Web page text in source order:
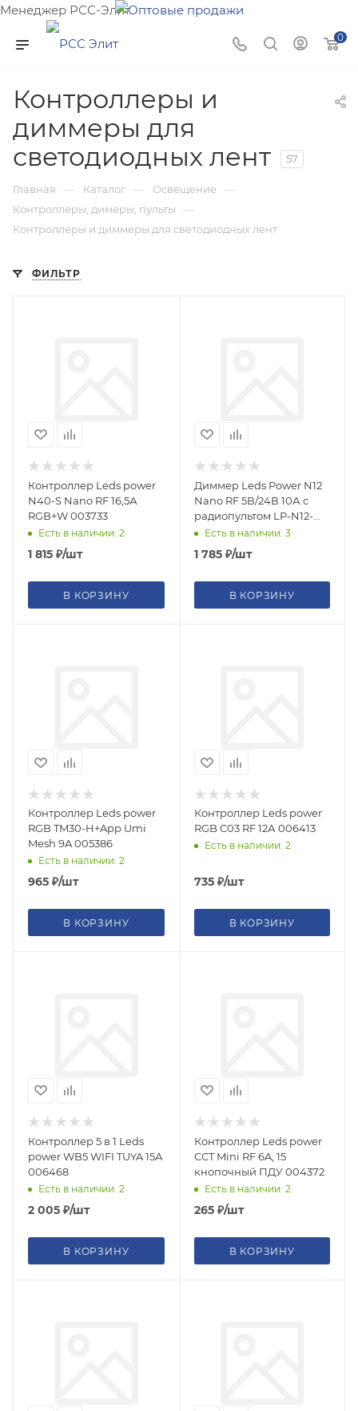
Менеджер РСС-Элит
Напишите нам и мы поможем подобрать товар именно
для Вас!
0
Контроллеры и
диммеры для
светодиодных лент
57
Главная — Каталог — Освещение —
Контроллеры, димеры, пульты —
Контроллеры и диммеры для светодиодных лент
ФИЛЬТР
Контроллер Leds power
N40-S Nano RF 16,5А
RGB+W 003733
Есть в наличии: 2
1 815 ₽/шт
В КОРЗИНУ
Диммер Leds Power N12
Nano RF 5В/24В 10А с
радиопультом LP-N12-
10A 003689
Есть в наличии: 3
1 785₽/шт
В КОРЗИНУ
Контроллер Leds power
RGB TM30-H+App Umi
Mesh 9A 005386
Есть в наличии: 2
965 ₽/шт
В КОРЗИНУ
Контроллер Leds power
RGB C03 RF 12А 006413
Есть в наличии: 2
735₽/шт
В КОРЗИНУ
Контроллер 5 в 1 Leds
power WB5 WIFI TUYA 15А
006468
Есть в наличии: 2
2 005 ₽/шт
В КОРЗИНУ
Контроллер Leds power
CCT Mini RF 6A, 15
кнопочный ПДУ 004372
Есть в наличии: 2
265₽/шт
В КОРЗИНУ